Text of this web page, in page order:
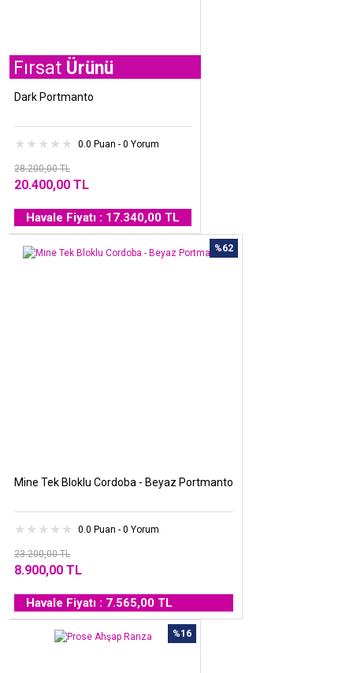
Ürünü
Dark Portmanto
0.0 Puan - 0 Yorum
28.200,00 TL
20.400,00 TL
Havale Fiyatı : 17.340,00 TL
%62
Mine Tek Bloklu Cordoba - Beyaz Portmanto
0.0 Puan - 0 Yorum
23.200,00 TL
8.900,00 TL
Havale Fiyatı : 7.565,00 TL
%16